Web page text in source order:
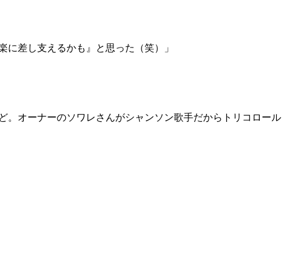
差し支えるかも』と思った（笑）」
オーナーのソワレさんがシャンソン歌手だからトリコロール